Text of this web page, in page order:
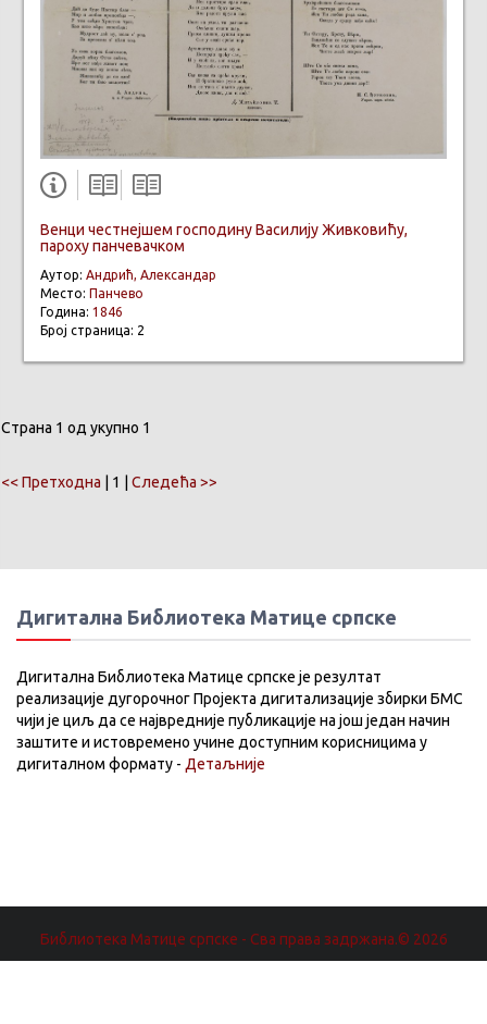
Вeнци честнејшем господину Василију Живковићу,
пароху панчевачком
Аутор: Aндрић, Александар
Место: Панчево
Година: 1846
Број страница: 2
Страна 1 од укупно 1
<< Претходна | 1 | Следећа >>
Дигитална Библиотека Матице српске
Дигитална Библиотека Матице српске је резултат
реализације дугорочног Пројекта дигитализације збирки БМС
чији је циљ да се највредније публикације на још један начин
заштите и истовремено учине доступним корисницима у
дигиталном формату - Детаљније
Библиотека Матице српске - Сва права задржана.© 2026